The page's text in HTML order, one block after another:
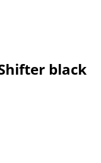
black